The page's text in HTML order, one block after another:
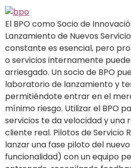
El BPO como Socio de
Lanzamiento de Nuevos
constante es esencial, pero
o servicios internamente
arriesgado. Un socio de BPO
laboratorio de lanzamiento y
permitiéndote entrar en el
mínimo riesgo. Utilizar el BPO
servicios te da velocidad y
cliente real. Pilotos de Servicio
lanzar una fase piloto del
funcionalidad) con un equipo